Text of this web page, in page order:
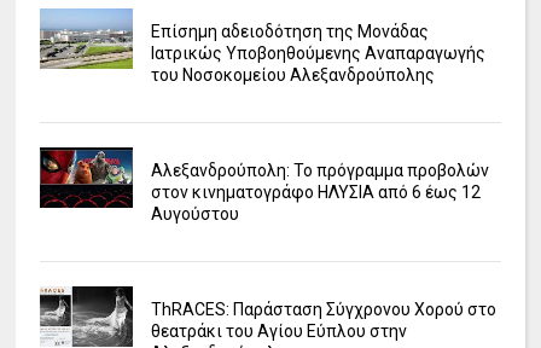
Επίσημη αδειοδότηση της Μονάδας
Ιατρικώς Υποβοηθούμενης Αναπαραγωγής
του Νοσοκομείου Αλεξανδρούπολης
Αλεξανδρούπολη: Το πρόγραμμα προβολών
στον κινηματογράφο ΗΛΥΣΙΑ από 6 έως 12
Αυγούστου
ΤhRACES: Παράσταση Σύγχρονου Χορού στο
θεατράκι του Αγίου Εύπλου στην